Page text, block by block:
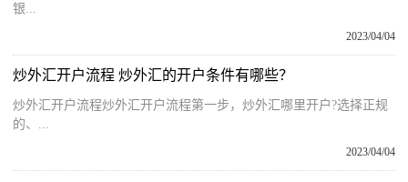
银...
2023/04/04
炒外汇开户流程 炒外汇的开户条件有哪些？
炒外汇开户流程炒外汇开户流程第一步，炒外汇哪里开户?选择正规
的、...
2023/04/04